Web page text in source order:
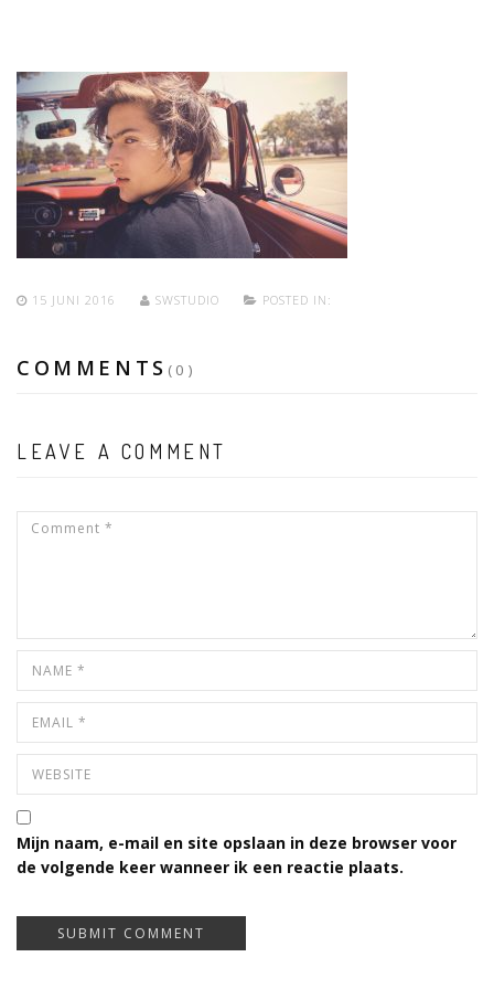
15 JUNI 2016 SWSTUDIO POSTED IN:
COMMENTS (0)
LEAVE A COMMENT
Mijn naam, e-mail en site opslaan in deze browser voor
de volgende keer wanneer ik een reactie plaats.